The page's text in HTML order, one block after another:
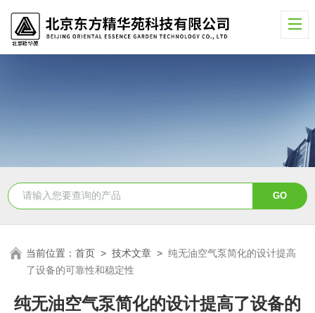
当前位置：首页 >技术文章 >纯无油空气泵简化的设计提高
了设备的可靠性和稳定性
纯无油空气泵简化的设计提高了设备的